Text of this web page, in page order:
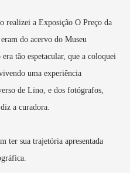
realizei a Exposição O Preço da
do acervo do Museu
tão espetacular, que a coloquei
uma experiência
de Lino, e dos fotógrafos,
a curadora.
ter sua trajetória apresentada